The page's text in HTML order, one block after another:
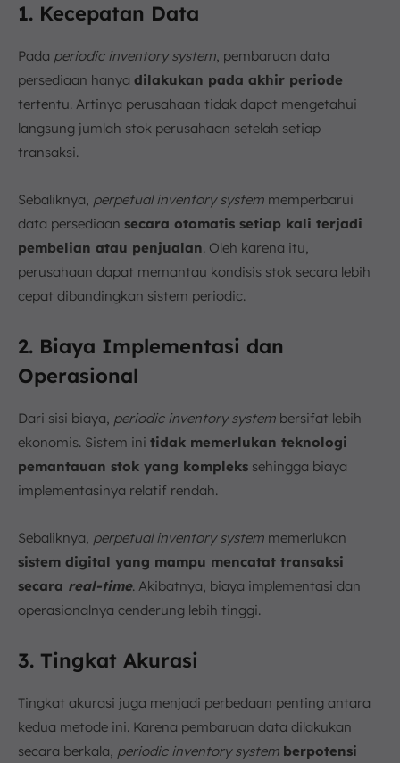
1. Kecepatan Data
Pada periodic inventory system, pembaruan data
persediaan hanya dilakukan pada akhir periode
tertentu. Artinya perusahaan tidak dapat mengetahui
langsung jumlah stok perusahaan setelah setiap
transaksi.
Sebaliknya, perpetual inventory system memperbarui
data persediaan secara otomatis setiap kali terjadi
pembelian atau penjualan. Oleh karena itu,
perusahaan dapat memantau kondisis stok secara lebih
cepat dibandingkan sistem periodic.
2. Biaya Implementasi dan
Operasional
Dari sisi biaya, periodic inventory system bersifat lebih
ekonomis. Sistem ini tidak memerlukan teknologi
pemantauan stok yang kompleks sehingga biaya
implementasinya relatif rendah.
Sebaliknya, perpetual inventory system memerlukan
sistem digital yang mampu mencatat transaksi
secara real-time. Akibatnya, biaya implementasi dan
operasionalnya cenderung lebih tinggi.
3. Tingkat Akurasi
Tingkat akurasi juga menjadi perbedaan penting antara
kedua metode ini. Karena pembaruan data dilakukan
secara berkala, periodic inventory system berpotensi